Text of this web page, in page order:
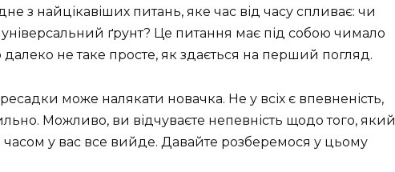
з найцікавіших питань, яке час від часу спливає: чи
ґрунт? Це питання має під собою чимало
далеко не таке просте, як здається на перший погляд.
може налякати новачка. Не у всіх є впевненість,
Можливо, ви відчуваєте непевність щодо того, який
часом у вас все вийде. Давайте розберемося у цьому